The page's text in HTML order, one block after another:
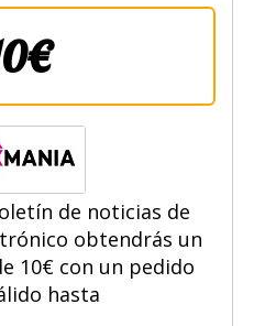
de noticias de
obtendrás un
10€ con un pedido
hasta